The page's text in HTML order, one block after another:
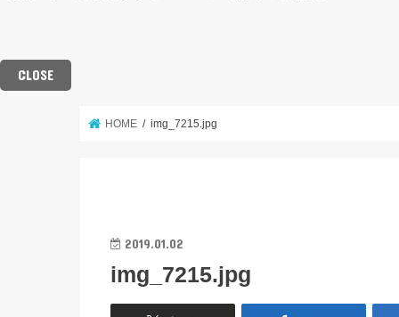
CLOSE
HOME img_7215.jpg
2019.01.02
img_7215.jpg